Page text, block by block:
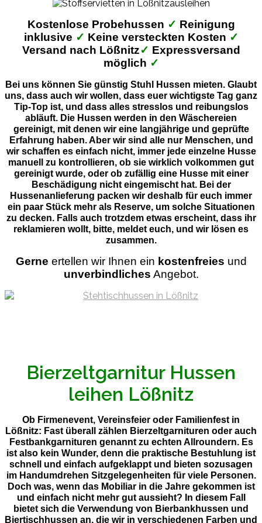
Kostenlose Probehussen ✓ Reinigung
inklusive ✓ Keine versteckten Kosten ✓
Versand nach Lößnitz✓ Expressversand
möglich ✓
Bei uns können Sie günstig Stuhl Hussen mieten. Glaubt
uns, dass auch wir wollen, dass euer wichtigste Tag ganz
Tip-Top ist, und dass alles stresslos und reibungslos
abläuft. Die Hussen werden in den Wäschereien
gereinigt, mit denen wir eine langjährige und geprüfte
Erfahrung haben. Aber wir sind alle nur Menschen, und
wir schaffen es einfach nicht, immer jede einzelne Husse
manuell zu kontrollieren, ob sie wirklich volkommen gut
gereinigt wurde, oder ob zufällig eine Husse mit einer
Beschädigung nicht eingemischt hat. Bei der
Hussenanlieferung packen wir deshalb für euch immer
ein paar Stück mehr als Reserve, um solche Situationen
zu decken. Falls auch trotzdem etwas erscheint, dass ihr
reklamieren wollt, bitte, meldet euch, und wir lösen es
zusammen.
Gerne ertellen wir Ihnen ein kostenfreies und
unverbindliches Angebot.
Bierzeltgarnitur Hussen
leihen Lößnitz
Ob Firmenevent, Vereinsfeier oder Familienfest in
Lößnitz: Fast überall zählen Bierzeltgarnituren oder auch
Festbankgarnituren genannt zu echten Allroundern. Es
ist also kein Wunder, denn die praktische Bestuhlung ist
schnell und einfach aufgeklappt und bieten sozusagen
im Handumdrehen Sitzgelegenheiten für viele Personen.
Doch was, wenn das Mobiliar in die Jahre gekommen ist
und einfach nicht mehr gut aussieht? In diesem Fall
bietet sich die Verwendung von Bierbankhussen und
Biertischhussen an, die wir in verschiedenen Farben und